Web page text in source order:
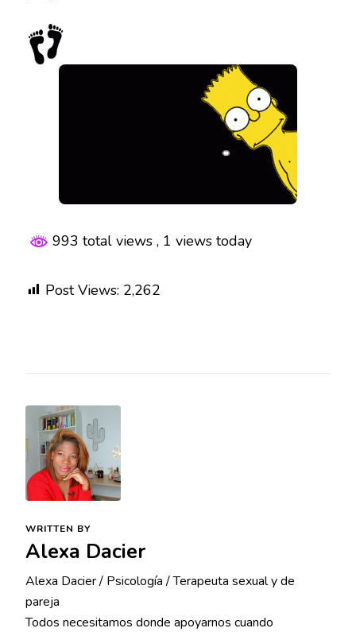
993 total views , 1 views today
Post Views: 2,262
WRITTEN BY
Alexa Dacier
Alexa Dacier / Psicología / Terapeuta sexual y de
pareja
Todos necesitamos donde apoyarnos cuando